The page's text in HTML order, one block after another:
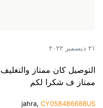
٢١ ديسمبر ٢٠٢٢
التوصيل كان ممتاز
ممتاز ف شكرا لكم
jahra, CY058486688US